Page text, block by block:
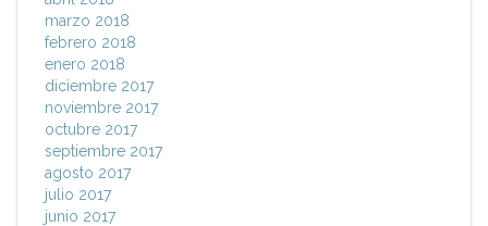
marzo 2018
febrero 2018
enero 2018
diciembre 2017
noviembre 2017
octubre 2017
septiembre 2017
agosto 2017
julio 2017
junio 2017